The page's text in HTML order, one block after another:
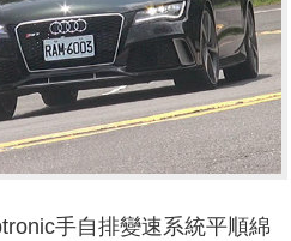
手自排變速系統平順綿